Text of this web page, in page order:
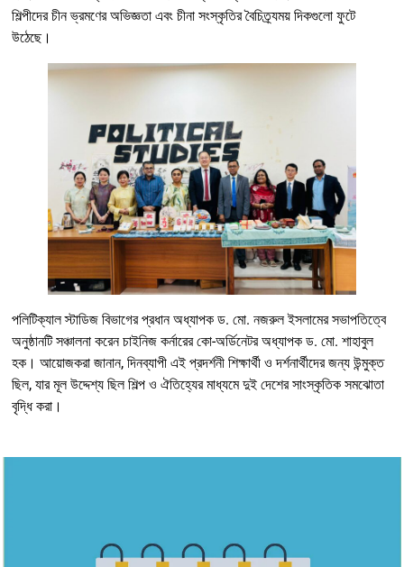
শিল্পীদের চীন ভ্রমণের অভিজ্ঞতা এবং চীনা সংস্কৃতির বৈচিত্র্যময় দিকগুলো ফুটে
উঠেছে।
পলিটিক্যাল স্টাডিজ বিভাগের প্রধান অধ্যাপক ড. মো. নজরুল ইসলামের সভাপতিত্বে
অনুষ্ঠানটি সঞ্চালনা করেন চাইনিজ কর্নারের কো-অর্ডিনেটর অধ্যাপক ড. মো. শাহাবুল
হক। আয়োজকরা জানান, দিনব্যাপী এই প্রদর্শনী শিক্ষার্থী ও দর্শনার্থীদের জন্য উন্মুক্ত
ছিল, যার মূল উদ্দেশ্য ছিল শিল্প ও ঐতিহ্যের মাধ্যমে দুই দেশের সাংস্কৃতিক সমঝোতা
বৃদ্ধি করা।